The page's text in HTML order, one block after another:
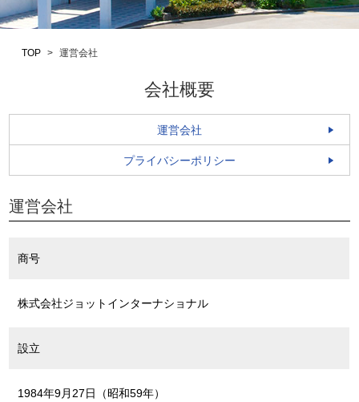
TOP > 運営会社
会社概要
運営会社
プライバシーポリシー
運営会社
商号
株式会社ジョットインターナショナル
設立
1984年9月27日（昭和59年）